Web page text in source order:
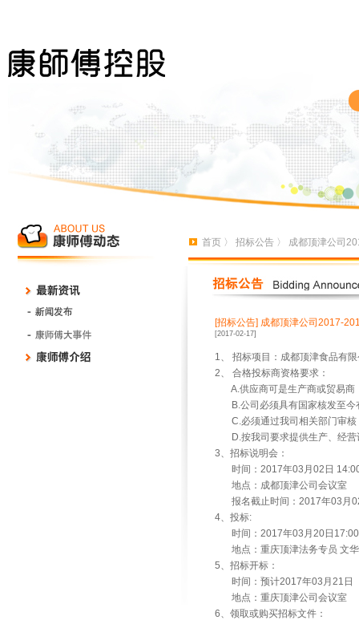
首页 〉 招标公告 〉 成都顶津公司
[招标公告] 成都顶津公司2017-
[2017-02-17]
1、
招标项目：成都顶津食品有
2、
合格投标商资格要求：
A.供应商可是生产商或贸易
B.公司必须具有国家核发至今
C.必须通过我司相关部门审
D.按我司要求提供生产、经
3、招标说明会：
时间： 2017年03 月 02 日
地点：成都顶津公司会议室
报名截止时间： 2017年03 月
4、投标:
时间： 2017年03 月 20日 17:00
地点：重庆顶津法务专员 文
5、招标开标：
时间：预计2017年03 月 21 日
地点：重庆顶津公司会议室
6、领取或购买招标文件：